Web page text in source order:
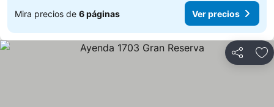
Mira precios de 6 páginas Ver precios
Compartir